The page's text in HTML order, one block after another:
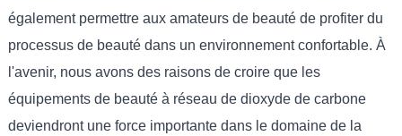
également permettre aux amateurs de beauté de profiter du
processus de beauté dans un environnement confortable. À
l'avenir, nous avons des raisons de croire que les
équipements de beauté à réseau de dioxyde de carbone
deviendront une force importante dans le domaine de la